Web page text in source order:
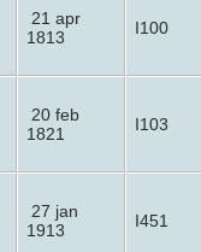
21 apr
1813
I100
20 feb
1821
I103
27 jan
1913
I451